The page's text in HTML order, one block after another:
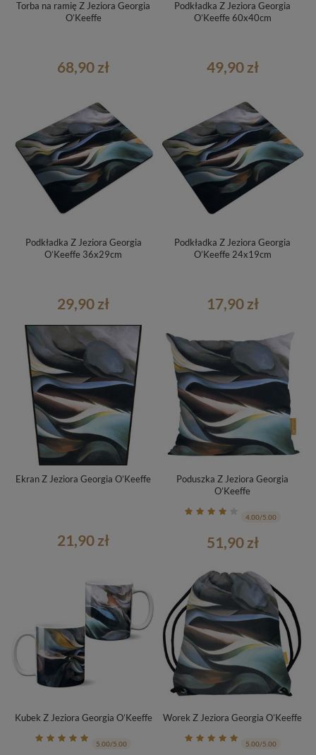
Torba na ramię Z Jeziora Georgia
O’Keeffe
68,90 zł
Podkładka Z Jeziora Georgia
O’Keeffe 60x40cm
49,90 zł
Podkładka Z Jeziora Georgia
O’Keeffe 36x29cm
29,90 zł
Podkładka Z Jeziora Georgia
O’Keeffe 24x19cm
17,90 zł
Ekran Z Jeziora Georgia O’Keeffe
21,90 zł
Poduszka Z Jeziora Georgia
O’Keeffe
4.00/5.00
51,90 zł
Kubek Z Jeziora Georgia O’Keeffe
5.00/5.00
Worek Z Jeziora Georgia O’Keeffe
5.00/5.00